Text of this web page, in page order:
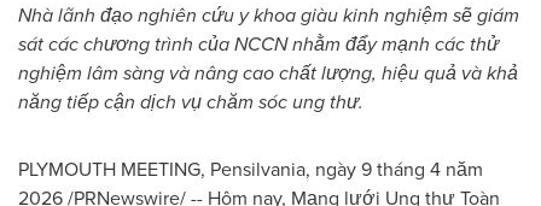
Nhà lãnh đạo nghiên cứu y khoa giàu kinh nghiệm sẽ giám
sát các chương trình của NCCN nhằm đẩy mạnh các thử
nghiệm lâm sàng và nâng cao chất lượng, hiệu quả và khả
năng tiếp cận dịch vụ chăm sóc ung thư.
PLYMOUTH MEETING, Pensilvania, ngày 9 tháng 4 năm
2026/PRNewswire/ -- Hôm nay, Mạng lưới Ung thư Toàn